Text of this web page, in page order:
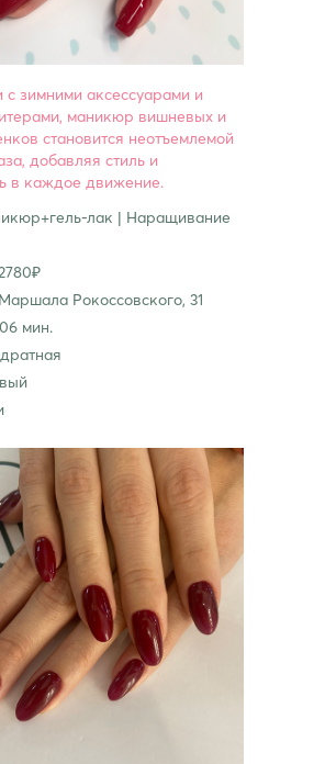
лак | Наращивание
Рокоссовского, 31
мин.
с зимними аксессуарами и
маникюр вишневых и
становится неотъемлемой
добавляя стиль и
в каждое движение.